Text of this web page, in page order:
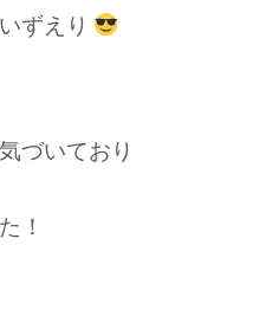
ずえり
づいており
！